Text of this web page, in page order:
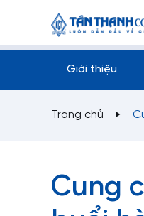
Giới thiệu
Trang chủ
Cung